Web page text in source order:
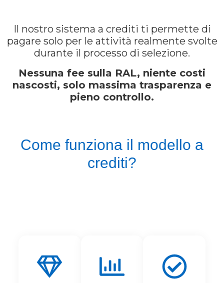
Il nostro sistema a crediti ti permette di
pagare solo per le attività realmente svolte
durante il processo di selezione.
Nessuna fee sulla RAL, niente costi
nascosti, solo massima trasparenza e
pieno controllo.
Come funziona il modello a
crediti?